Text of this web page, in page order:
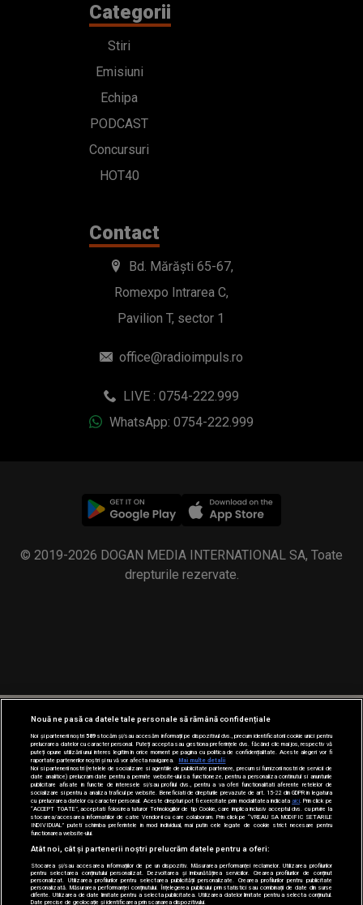
Categorii
Stiri
Emisiuni
Echipa
PODCAST
Concursuri
HOT40
Contact
Bd. Mărăști 65-67,
Romexpo Intrarea C,
Pavilion T, sector 1
office@radioimpuls.ro
LIVE : 0754-222.999
WhatsApp: 0754-222.999
© 2019-2026 DOGAN MEDIA INTERNATIONAL SA, Toate
drepturile rezervate.
Nouă ne pasă ca datele tale personale să rămână confidențiale
Noi și partenerii noștri589stocăm și/sau accesăm informații pe dispozitivul dvs., precum identificatorii cookie unici pentru
prelucrarea datelor cu caracter personal. Puteți accepta sau gestiona preferințele dvs. făcând clic mai jos, respectiv vă
puteți opune utilizării unui interes legitim în orice moment pe pagina cu politica de confidențialitate. Aceste alegeri vor fi
raportate partenerilor noștri și nu vă vor afecta navigarea.
Mai multe detalii
Noi si partenerii nostri (retelele de socializare si agentiile de publicitate partenere, precum si furnizorii nostri de servicii de
date analitice) prelucram date pentru a permite website-ului sa functioneze, pentru a personaliza continutul si anunturile
publicitare afisate in functie de interesele si/sau profilul dvs., pentru a va oferi functionalitati aferente retelelor de
socializare si pentru a analiza traficul pe website. Beneficiati de drepturile prevazute de art. 15-22 din GDPR in legatura
cu prelucrarea datelor cu caracter personal. Aceste drepturi pot fi exercitate prin modalitatea indicataaici . Prin click pe
“ACCEPT TOATE”, acceptati folosirea tuturor Tehnologiilor de tip Cookie, care implica inclusiv acceptul dvs. cu privire la
stocarea/accesarea informatiilor de catre Vendor-ii cu care colaboram. Prin click pe “VREAU SA MODIFIC SETARILE
INDIVIDUAL” puteti schimba preferintele in mod individual, mai putin cele legate de cookie strict necesare pentru
functionarea website-ului.
Atât noi, cât și partenerii noștri prelucrăm datele pentru a oferi:
Stocarea și/sau accesarea informațiilor de pe un dispozitiv. Măsurarea performanței reclamelor. Utilizarea profilurilor
pentru selectarea conținutului personalizat. Dezvoltarea și îmbunătățirea serviciilor. Crearea profilurilor de conținut
personalizat. Utilizarea profilurilor pentru selectarea publicității personalizate. Crearea profilurilor pentru publicitate
personalizată. Măsurarea performanței conținutului. Înțelegerea publicului prin statistici sau combinații de date din surse
diferite. Utilizarea de date limitate pentru a selecta publicitatea. Utilizarea datelor limitate pentru a selecta conținutul.
Date precise de geolocație și identificarea prin scanarea dispozitivului.